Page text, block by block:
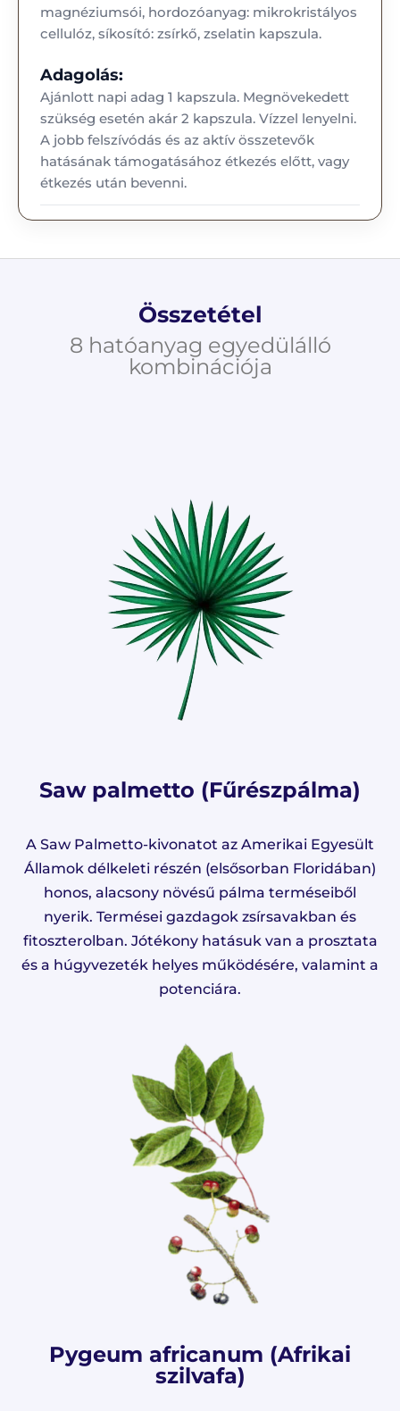
magnéziumsói, hordozóanyag: mikrokristályos
cellulóz, síkosító: zsírkő, zselatin kapszula.
Adagolás:
Ajánlott napi adag 1 kapszula. Megnövekedett
szükség esetén akár 2 kapszula. Vízzel lenyelni.
A jobb felszívódás és az aktív összetevők
hatásának támogatásához étkezés előtt, vagy
étkezés után bevenni.
Összetétel
8 hatóanyag egyedülálló
kombinációja
Saw palmetto (Fűrészpálma)
A Saw Palmetto-kivonatot az Amerikai Egyesült
Államok délkeleti részén (elsősorban Floridában)
honos, alacsony növésű pálma terméseiből
nyerik. Termései gazdagok zsírsavakban és
fitoszterolban. Jótékony hatásuk van a prosztata
és a húgyvezeték helyes működésére, valamint a
potenciára.
Pygeum africanum (Afrikai
szilvafa)